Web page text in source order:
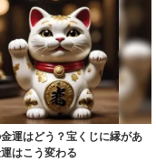
運はどう？宝くじに縁があ
はこう変わる